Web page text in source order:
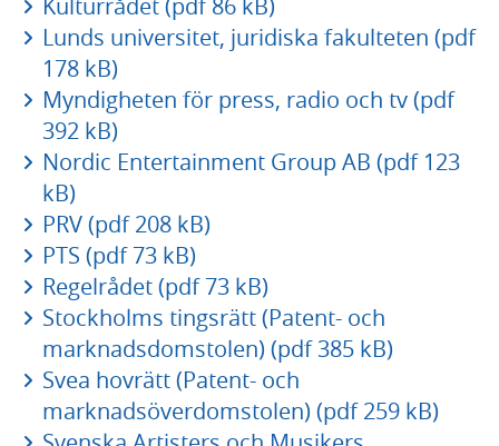
Kulturrådet (pdf 86 kB)
Lunds universitet, juridiska fakulteten (pdf
178 kB)
Myndigheten för press, radio och tv (pdf
392 kB)
Nordic Entertainment Group AB (pdf 123
kB)
PRV (pdf 208 kB)
PTS (pdf 73 kB)
Regelrådet (pdf 73 kB)
Stockholms tingsrätt (Patent- och
marknadsdomstolen) (pdf 385 kB)
Svea hovrätt (Patent- och
marknadsöverdomstolen) (pdf 259 kB)